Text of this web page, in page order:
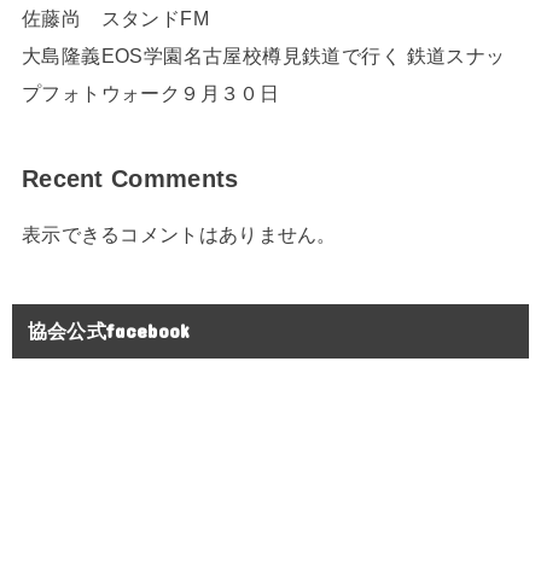
佐藤尚 スタンドFM
大島隆義EOS学園名古屋校樽見鉄道で行く 鉄道スナッ
プフォトウォーク９月３０日
Recent Comments
表示できるコメントはありません。
協会公式facebook